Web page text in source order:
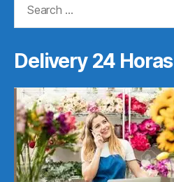
Delivery 24 Horas